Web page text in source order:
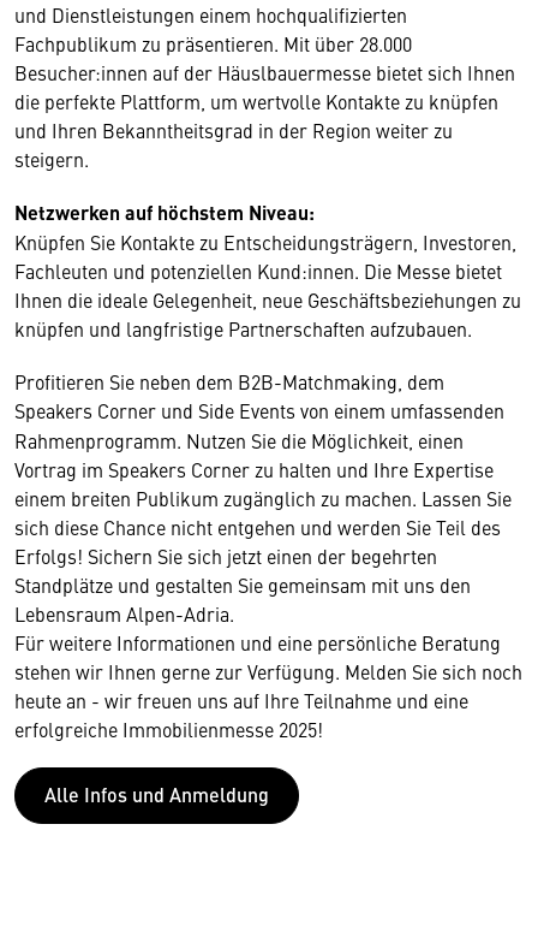
und Dienstleistungen einem hochqualifizierten
Fachpublikum zu präsentieren. Mit über 28.000
Besucher:innen auf der Häuslbauermesse bietet sich Ihnen
die perfekte Plattform, um wertvolle Kontakte zu knüpfen
und Ihren Bekanntheitsgrad in der Region weiter zu
steigern.
Netzwerken auf höchstem Niveau:
Knüpfen Sie Kontakte zu Entscheidungsträgern, Investoren,
Fachleuten und potenziellen Kund:innen. Die Messe bietet
Ihnen die ideale Gelegenheit, neue Geschäftsbeziehungen zu
knüpfen und langfristige Partnerschaften aufzubauen.
Profitieren Sie neben dem B2B-Matchmaking, dem
Speakers Corner und Side Events von einem umfassenden
Rahmenprogramm. Nutzen Sie die Möglichkeit, einen
Vortrag im Speakers Corner zu halten und Ihre Expertise
einem breiten Publikum zugänglich zu machen. Lassen Sie
sich diese Chance nicht entgehen und werden Sie Teil des
Erfolgs! Sichern Sie sich jetzt einen der begehrten
Standplätze und gestalten Sie gemeinsam mit uns den
Lebensraum Alpen-Adria.
Für weitere Informationen und eine persönliche Beratung
stehen wir Ihnen gerne zur Verfügung. Melden Sie sich noch
heute an - wir freuen uns auf Ihre Teilnahme und eine
erfolgreiche Immobilienmesse 2025!
Alle Infos und Anmeldung